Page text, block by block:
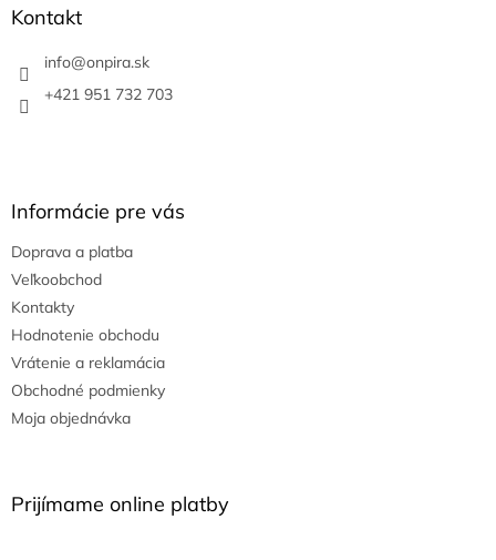
Kontakt
info@onpira.sk
+421 951 732 703
Informácie pre vás
Doprava a platba
Veľkoobchod
Kontakty
Hodnotenie obchodu
Vrátenie a reklamácia
Obchodné podmienky
Moja objednávka
Prijímame online platby